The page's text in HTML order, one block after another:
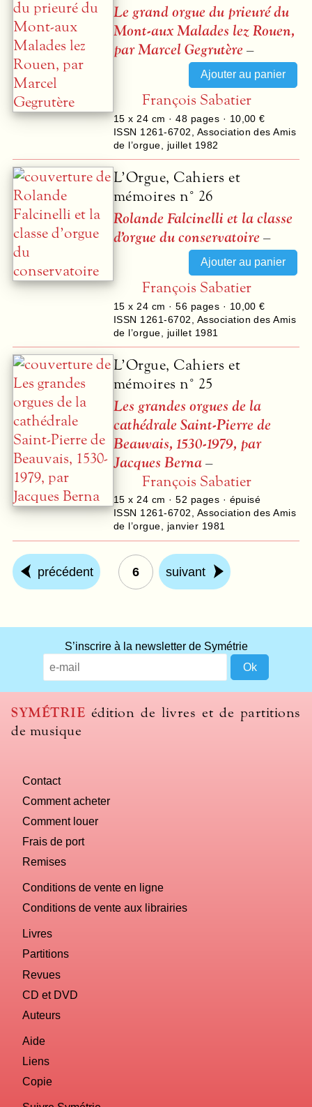
Le grand orgue du prieuré du
Mont-aux Malades lez Rouen,
par Marcel Gegrutère –
François Sabatier
15 x 24 cm ·48 pages · 10,00 €
ISSN 1261-6702
Association des Amis
de l’orgue
juillet 1982
L’Orgue, Cahiers et
mémoires n° 26
Rolande Falcinelli et la classe
d’orgue du conservatoire –
François Sabatier
15 x 24 cm ·56 pages · 10,00 €
ISSN 1261-6702
Association des Amis
de l’orgue
juillet 1981
L’Orgue, Cahiers et
mémoires n° 25
Les grandes orgues de la
cathédrale Saint-Pierre de
Beauvais, 1530-1979, par
Jacques Berna–
François Sabatier
15 x 24 cm ·52 pages · épuisé
ISSN 1261-6702, Association des Amis
de l’orgue, janvier 1981
précédent 6 suivant
S’inscrire à la newsletter de Symétrie
SYMÉTRIE édition de livres et de partitions
de musique
Contact
Comment acheter
Comment louer
Frais de port
Remises
Conditions de vente en ligne
Conditions de vente aux librairies
Livres
Partitions
Revues
CD et DVD
Auteurs
Aide
Liens
Copie